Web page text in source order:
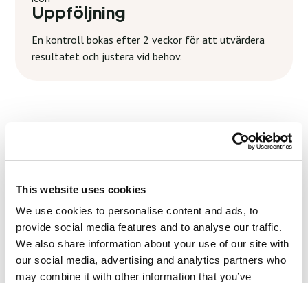
This website uses cookies
We use cookies to personalise content and ads, to
provide social media features and to analyse our traffic.
We also share information about your use of our site with
our social media, advertising and analytics partners who
may combine it with other information that you’ve
Uppföljning
En kontroll bokas efter 2 veckor för att utvärdera
resultatet och justera vid behov.
Gör din upplevelse ännu
bättre med Adoreal
Fyll i Silhouette-formuläret för att dela dina
önskemål - redan innan du träffar din specialist